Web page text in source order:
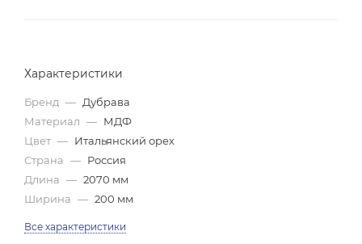
Характеристики
Бренд — Дубрава
Материал — МДФ
Цвет — Итальянский орех
Страна — Россия
Длина — 2070 мм
Ширина — 200 мм
Все характеристики